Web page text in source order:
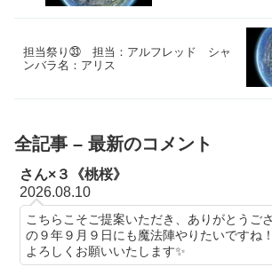
担当祭り㉝ 担当：アルフレッド シャ
ンバラ名：アリス
全記事 – 最新のコメント
さん×３《桃桜》
2026.08.10
こちらこそご提案いただき、ありがとうご
の９年９月９日にも魔法陣やりたいですね
よろしくお願いいたします✨